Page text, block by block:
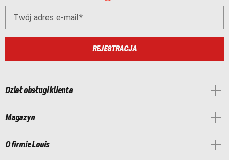
Twój adres e-mail
REJESTRACJA
Dział obsługi klienta
Magazyn
O firmie Louis